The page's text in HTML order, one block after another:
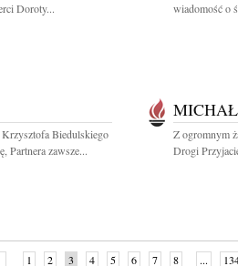
Doroty...
wiadomość o
Krzysztofa Biedulskiego
Partnera zawsze...
Z ogromnym
Drogi
1 2 3 4 5 6 7 8 ...